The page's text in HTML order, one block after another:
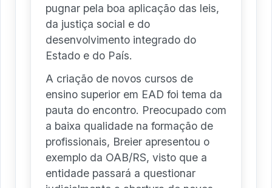
pugnar pela boa aplicação das leis,
da justiça social e do
desenvolvimento integrado do
Estado e do País.
A criação de novos cursos de
ensino superior em EAD foi tema da
pauta do encontro. Preocupado com
a baixa qualidade na formação de
profissionais, Breier apresentou o
exemplo da OAB/RS, visto que a
entidade passará a questionar